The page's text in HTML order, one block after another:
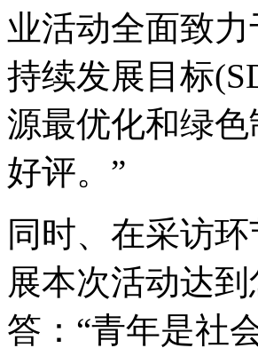
业活动全面致
持续发展目标
源最优化和绿
好评。”
同时、在采访
展本次活动达
答：“青年是社